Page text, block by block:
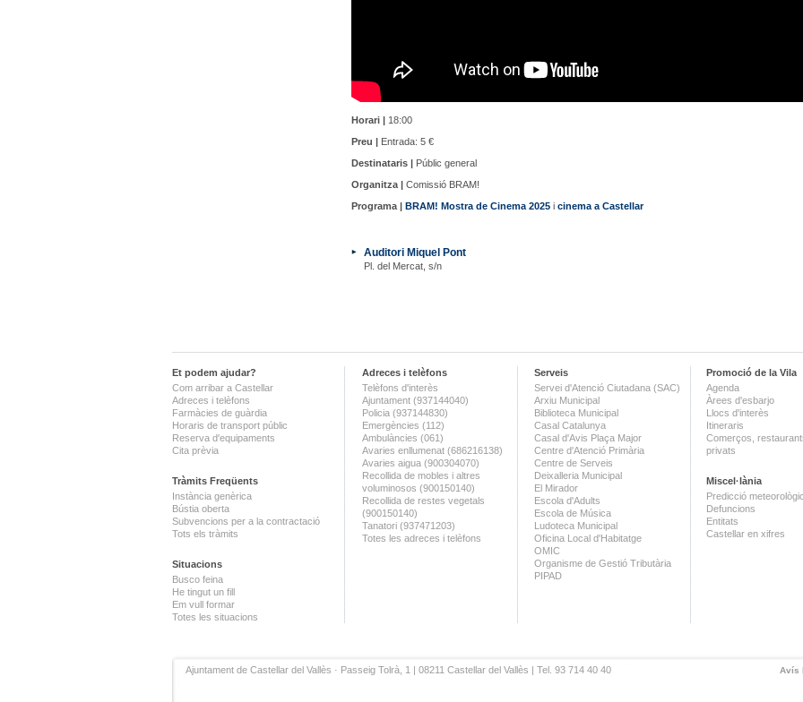
Horari | 18:00
Preu | Entrada: 5 €
Destinataris | Públic general
Organitza | Comissió BRAM!
Programa | BRAM! Mostra de Cinema 2025 i cinema a Castellar
Auditori Miquel Pont
Pl. del Mercat, s/n
Et podem ajudar?
Com arribar a Castellar
Adreces i telèfons
Farmàcies de guàrdia
Horaris de transport públic
Reserva d'equipaments
Cita prèvia
Tràmits Freqüents
Instància genèrica
Bústia oberta
Subvencions per a la contractació
Tots els tràmits
Situacions
Busco feina
He tingut un fill
Em vull formar
Totes les situacions
Adreces i telèfons
Telèfons d'interès
Ajuntament (937144040)
Policia (937144830)
Emergències (112)
Ambulàncies (061)
Avaries enllumenat (686216138)
Avaries aigua (900304070)
Recollida de mobles i altres
voluminosos (900150140)
Recollida de restes vegetals
(900150140)
Tanatori (937471203)
Totes les adreces i telèfons
Serveis
Servei d'Atenció Ciutadana (SAC)
Arxiu Municipal
Biblioteca Municipal
Casal Catalunya
Casal d'Avis Plaça Major
Centre d'Atenció Primària
Centre de Serveis
Deixalleria Municipal
El Mirador
Escola d'Adults
Escola de Música
Ludoteca Municipal
Oficina Local d'Habitatge
OMIC
Organisme de Gestió Tributària
PIPAD
Promoció de la Vila
Agenda
Àrees d'esbarjo
Llocs d'interès
Itineraris
Comerços,
privats
Miscel·lània
Predicció
Defuncions
Entitats
Castellar en xifres
Avís
Ajuntament de Castellar del Vallès · Passeig Tolrà, 1 | 08211 Castellar del Vallès | Tel. 93 714 40 40